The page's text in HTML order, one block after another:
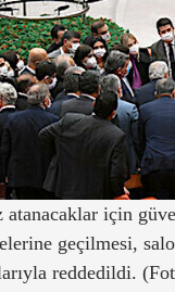
için
geçilmesi,
reddedildi.